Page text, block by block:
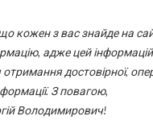
кожен з вас знайде на
адже цей
достовірної,
З повагою,
Володимирович!